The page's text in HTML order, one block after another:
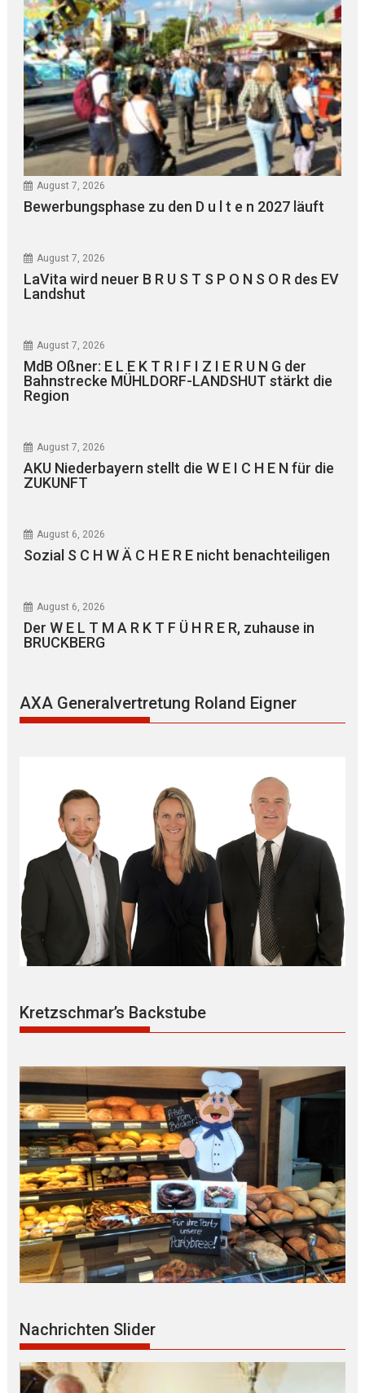
August 7, 2026
Bewerbungsphase zu den D u l t e n 2027 läuft
August 7, 2026
LaVita wird neuer B R U S T S P O N S O R des EV
Landshut
August 7, 2026
MdB Oßner: E L E K T R I F I Z I E R U N G der
Bahnstrecke MÜHLDORF-LANDSHUT stärkt die
Region
August 7, 2026
AKU Niederbayern stellt die W E I C H E N für die
ZUKUNFT
August 6, 2026
Sozial S C H W Ä C H E R E nicht benachteiligen
August 6, 2026
Der W E L T M A R K T F Ü H R E R, zuhause in
BRUCKBERG
AXA Generalvertretung Roland Eigner
Kretzschmar’s Backstube
Nachrichten Slider